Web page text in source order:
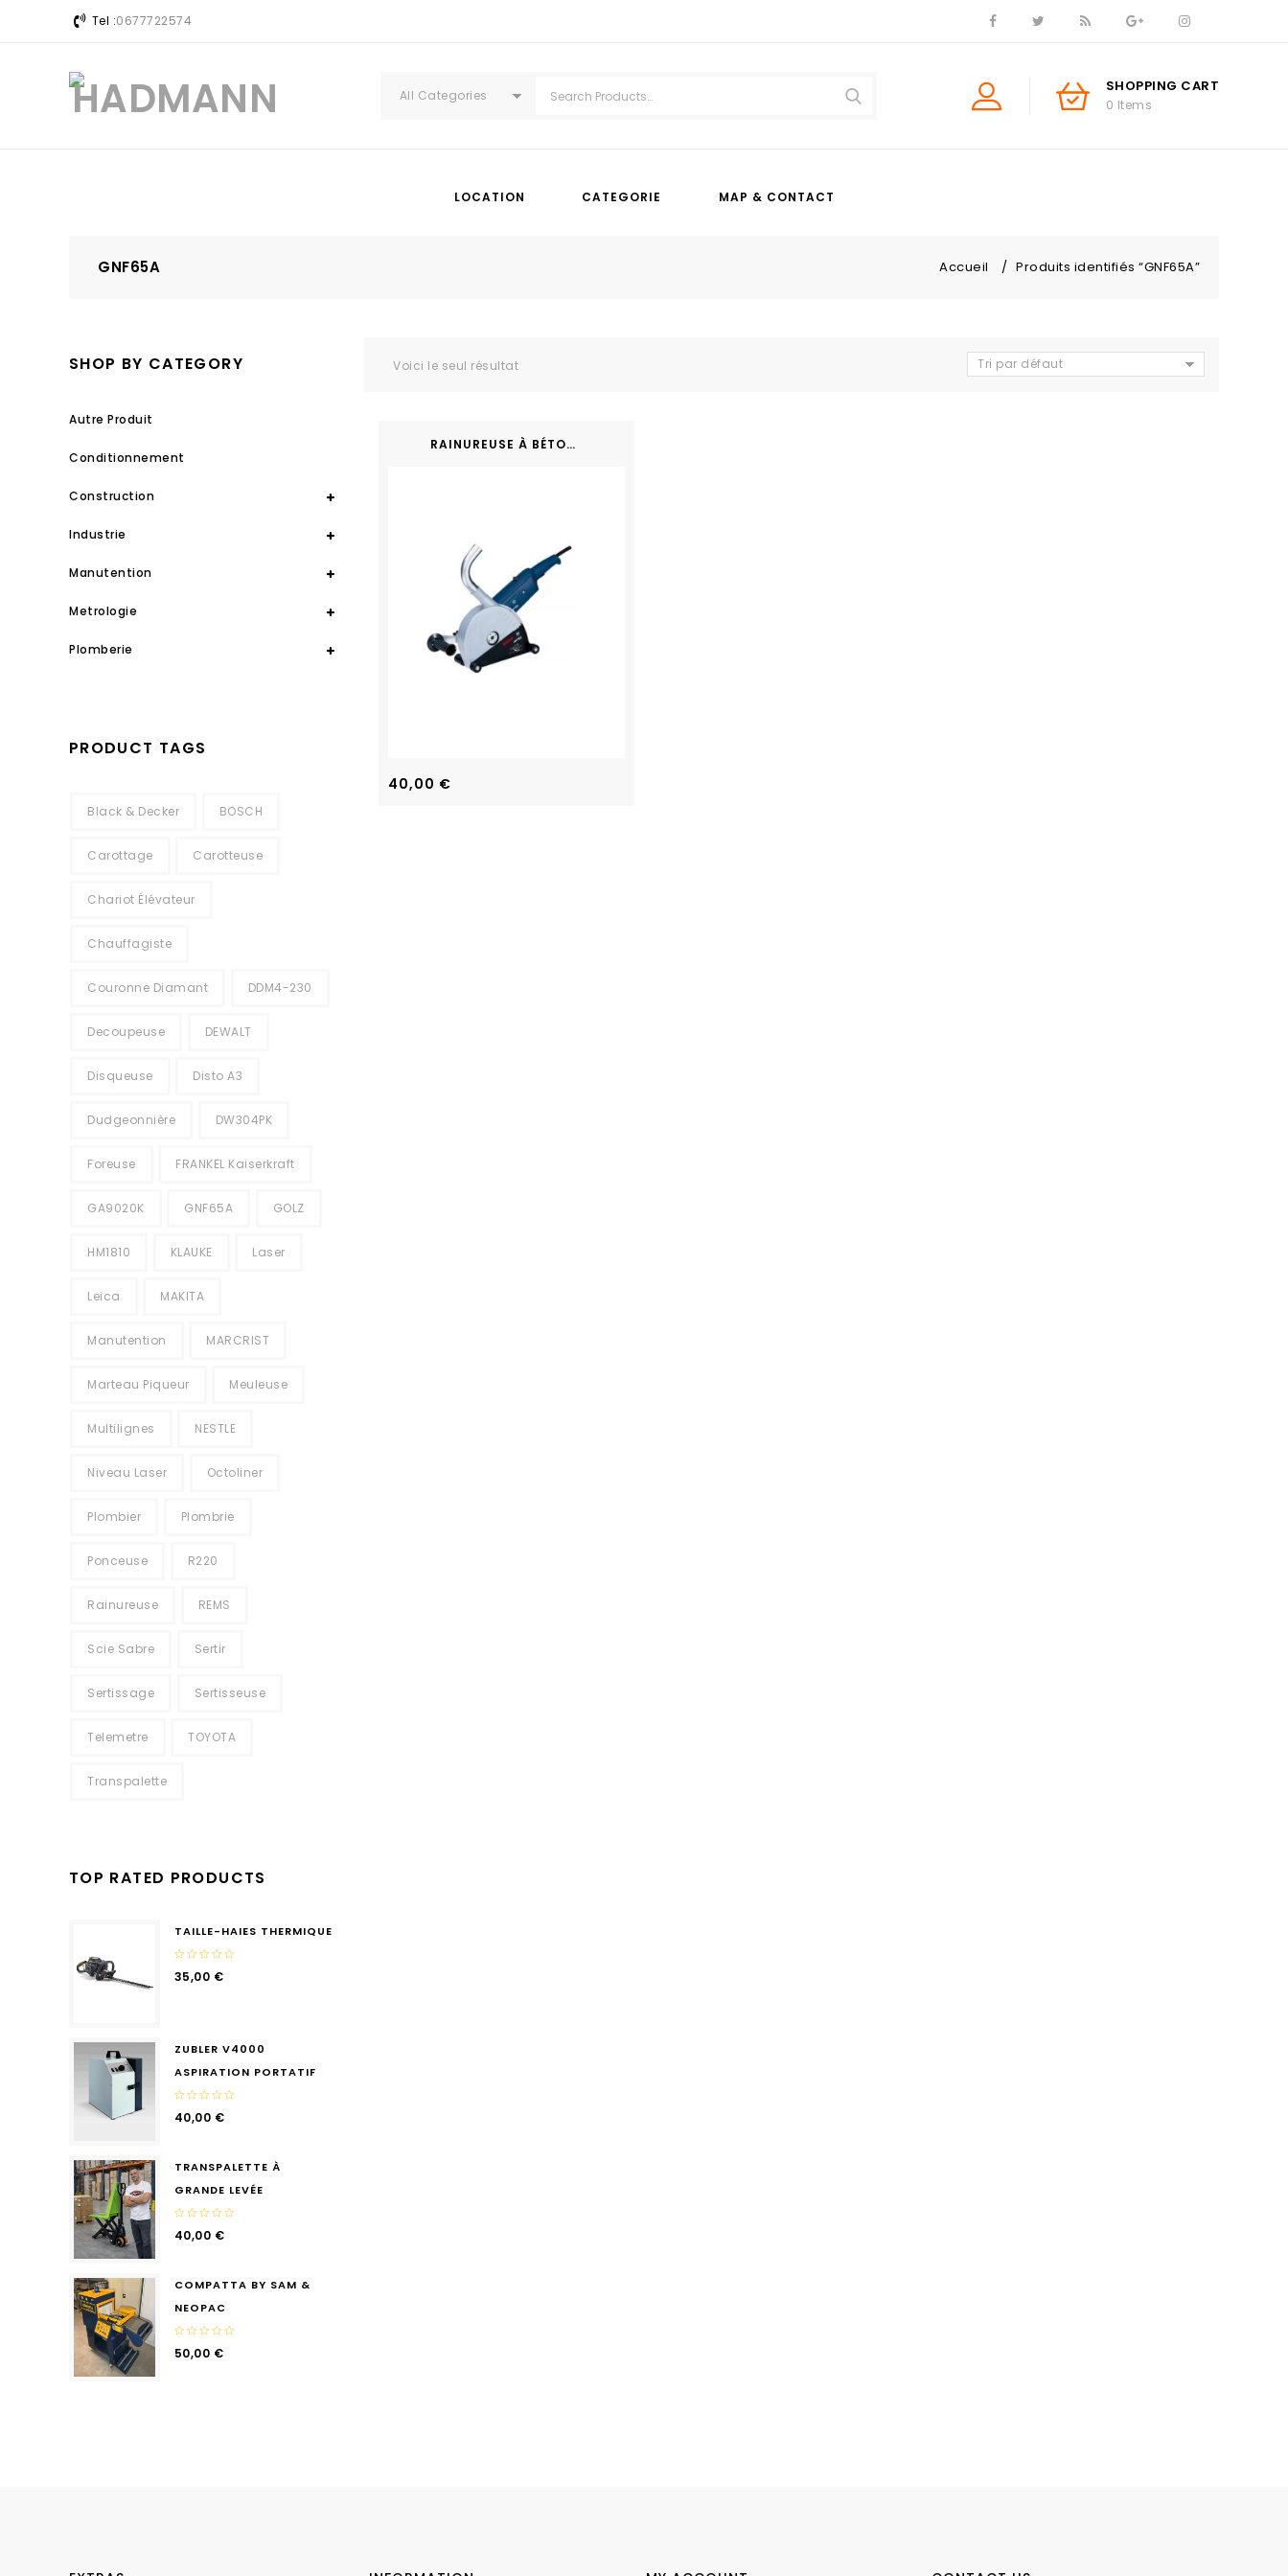
Tel :0677722574
SHOPPING CART
0 Items
All Categories
LOCATION CATEGORIE MAP & CONTACT
GNF65A Accueil / Produits identifiés “GNF65A”
Voici le seul résultat Tri par défaut
RAINUREUSE À BÉTON BOSCH GNF65A
40,00 €
SHOP BY CATEGORY
Autre Produit
Conditionnement
Construction
Industrie
Manutention
Metrologie
Plomberie
PRODUCT TAGS
Black & Decker BOSCH
Carottage Carotteuse
Chariot Élévateur
Chauffagiste
Couronne Diamant DDM4-230
Decoupeuse DEWALT
Disqueuse Disto A3
Dudgeonnière DW304PK
Foreuse FRANKEL Kaiserkraft
GA9020K GNF65A GOLZ
HM1810 KLAUKE Laser
Leica MAKITA
Manutention MARCRIST
Marteau Piqueur Meuleuse
Multilignes NESTLE
Niveau Laser Octoliner
Plombier Plombrie
Ponceuse R220
Rainureuse REMS
Scie Sabre Sertir
Sertissage Sertisseuse
Telemetre TOYOTA
Transpalette
TOP RATED PRODUCTS
TAILLE-HAIES THERMIQUE
0
35,00 €
ZUBLER V4000
ASPIRATION PORTATIF
0
5
40,00 €
TRANSPALETTE À
GRANDE LEVÉE
0
5
40,00 €
COMPATTA BY SAM &
NEOPAC
0
50,00 €